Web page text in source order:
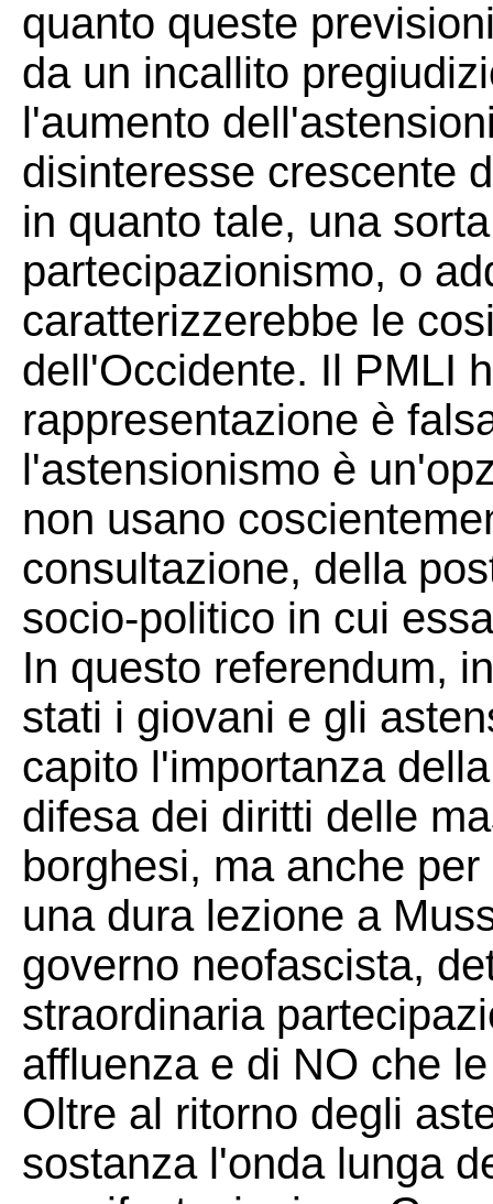
quanto queste
da un incallito
l'aumento
disinteresse crescente
in quanto tale, una
partecipazionismo, o
caratterizzerebbe le
dell'Occidente. Il PMLI
rappresentazione è
l'astensionismo è
non usano
consultazione, della
socio-politico in cui
In questo referendum,
stati i giovani e gli
capito l'importanza
difesa dei diritti delle
borghesi, ma anche
una dura lezione a
governo neofascista,
straordinaria
affluenza e di NO che
Oltre al ritorno degli
sostanza l'onda lunga